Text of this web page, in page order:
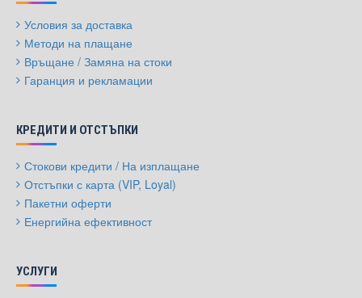
Условия за доставка
Методи на плащане
Връщане / Замяна на стоки
Гаранция и рекламации
КРЕДИТИ И ОТСТЪПКИ
Стокови кредити / На изплащане
Отстъпки с карта (VIP, Loyal)
Пакетни оферти
Енергийна ефективност
УСЛУГИ